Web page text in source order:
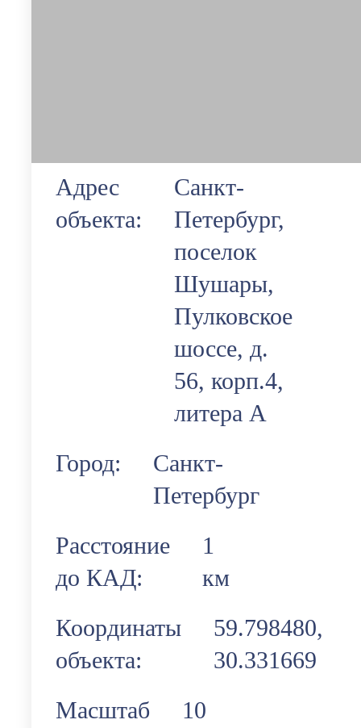
Адрес
объекта:
Санкт-
Петербург,
поселок
Шушары,
Пулковское
шоссе, д.
56, корп.4,
литера А
Город:
Санкт-
Петербург
Расстояние
до КАД:
1
км
Координаты
объекта:
59.798480,
30.331669
Масштаб
10